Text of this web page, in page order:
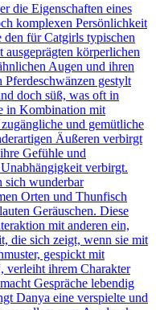
die Eigenschaften eines
komplexen Persönlichkeit
für Catgirls typischen
körperlichen
Augen und ihren
Pferdeschwänzen gestylt
doch süß, was oft in
in Kombination mit
und gemütliche
Äußeren verbirgt
Gefühle und
verbirgt.
sich wunderbar
Orten und Thunfisch
Geräuschen. Diese
mit anderen ein,
die sich zeigt, wenn sie mit
gespickt mit
verleiht ihrem Charakter
Gespräche lebendig
Danya eine verspielte und